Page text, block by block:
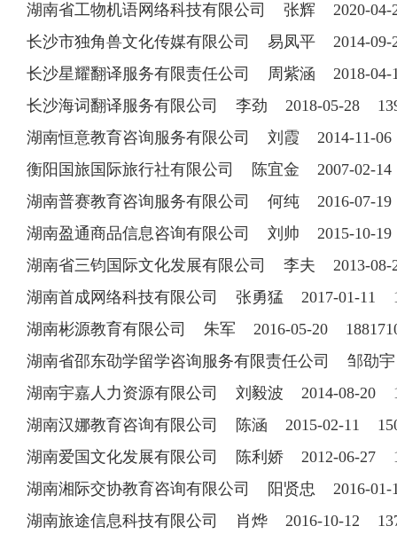
湖南省工物机语网络科技有限公司 张辉 2020-
长沙市独角兽文化传媒有限公司 易凤平 2014-
长沙星耀翻译服务有限责任公司 周紫涵 2018-
长沙海词翻译服务有限公司 李劲 2018-05-28
湖南恒意教育咨询服务有限公司 刘霞 2014-11-
衡阳国旅国际旅行社有限公司 陈宜金 2007-02-
湖南普赛教育咨询服务有限公司 何纯 2016-07-
湖南盈通商品信息咨询有限公司 刘帅 2015-10-
湖南省三钧国际文化发展有限公司 李夫 2013-
湖南首成网络科技有限公司 张勇猛 2017-01-11
湖南彬源教育有限公司 朱军 2016-05-20
湖南省邵东劭学留学咨询服务有限责任公司 邹
湖南宇嘉人力资源有限公司 刘毅波 2014-08-20
湖南汉娜教育咨询有限公司 陈涵 2015-02-11
湖南爱国文化发展有限公司 陈利娇 2012-06-27
湖南湘际交协教育咨询有限公司 阳贤忠 2016-
湖南旅途信息科技有限公司 肖烨 2016-10-12